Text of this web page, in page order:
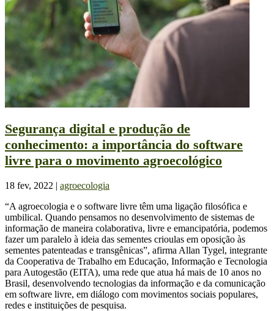
Segurança digital e produção de
conhecimento: a importância do software
livre para o movimento agroecológico
18 fev, 2022 | agroecologia
“A agroecologia e o software livre têm uma ligação filosófica e
umbilical. Quando pensamos no desenvolvimento de sistemas de
informação de maneira colaborativa, livre e emancipatória, podemos
fazer um paralelo à ideia das sementes crioulas em oposição às
sementes patenteadas e transgênicas”, afirma Allan Tygel, integrante
da Cooperativa de Trabalho em Educação, Informação e Tecnologia
para Autogestão (EITA), uma rede que atua há mais de 10 anos no
Brasil, desenvolvendo tecnologias da informação e da comunicação
em software livre, em diálogo com movimentos sociais populares,
redes e instituições de pesquisa.